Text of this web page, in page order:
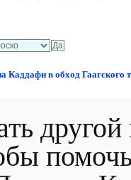
Каддафи в обход Гаагского
другой